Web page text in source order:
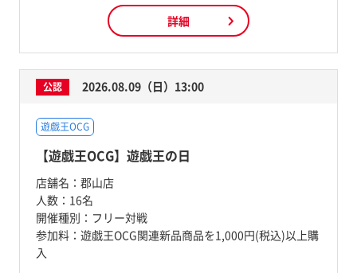
詳細
公認 2026.08.09（日）13:00
遊戯王OCG
【遊戯王OCG】遊戯王の日
店舗名： 郡山店
人数： 16名
開催種別： フリー対戦
参加料： 遊戯王OCG関連新品商品を1,000円(税込)以上購
入